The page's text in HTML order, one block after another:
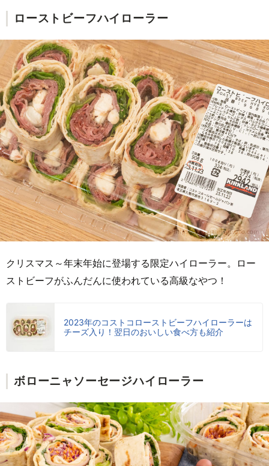
ローストビーフハイローラー
クリスマス～年末年始に登場する限定ハイローラー。ロー
ストビーフがふんだんに使われている高級なやつ！
2023年のコストコローストビーフハイローラーは
チーズ入り！翌日のおいしい食べ方も紹介
ボローニャソーセージハイローラー